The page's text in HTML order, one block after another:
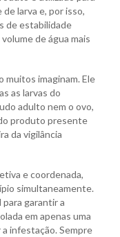
larva e, por isso,
de estabilidade
de água mais
muitos imaginam. Ele
as larvas do
adulto nem o ovo,
produto presente
da vigilância
e coordenada,
simultaneamente.
garantir a
em apenas uma
infestação. Sempre